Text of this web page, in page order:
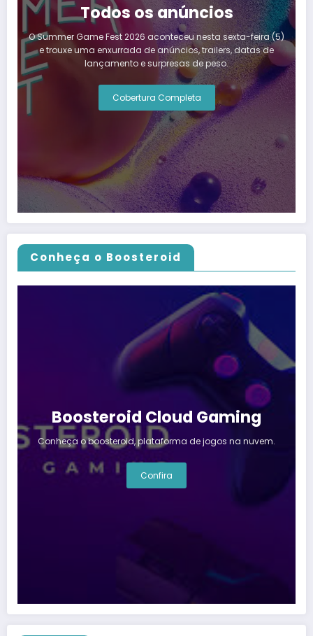
Todos os anúncios
O Summer Game Fest 2026 aconteceu nesta sexta-feira (5)
e trouxe uma enxurrada de anúncios, trailers, datas de
lançamento e surpresas de peso.
Cobertura Completa
Conheça o Boosteroid
Boosteroid Cloud Gaming
Conheça o boosteroid, plataforma de jogos na nuvem.
Confira